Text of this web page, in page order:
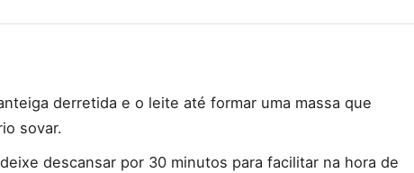
derretida e o leite até formar uma massa que
sovar.
descansar por 30 minutos para facilitar na hora de